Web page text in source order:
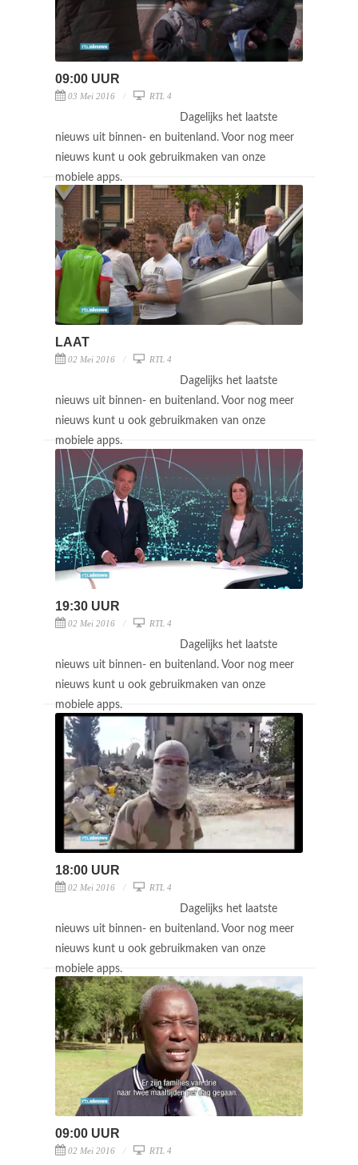
09:00 UUR
03 Mei 2016 RTL 4
Dagelijks het laatste
nieuws uit binnen- en buitenland. Voor nog meer
nieuws kunt u ook gebruikmaken van onze
mobiele apps.
LAAT
02 Mei 2016 RTL 4
Dagelijks het laatste
nieuws uit binnen- en buitenland. Voor nog meer
nieuws kunt u ook gebruikmaken van onze
mobiele apps.
19:30 UUR
02 Mei 2016 RTL 4
Dagelijks het laatste
nieuws uit binnen- en buitenland. Voor nog meer
nieuws kunt u ook gebruikmaken van onze
mobiele apps.
18:00 UUR
02 Mei 2016 RTL 4
Dagelijks het laatste
nieuws uit binnen- en buitenland. Voor nog meer
nieuws kunt u ook gebruikmaken van onze
mobiele apps.
09:00 UUR
02 Mei 2016 RTL 4